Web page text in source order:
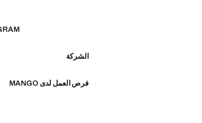
الشركة
فرص العمل لدى MANGO